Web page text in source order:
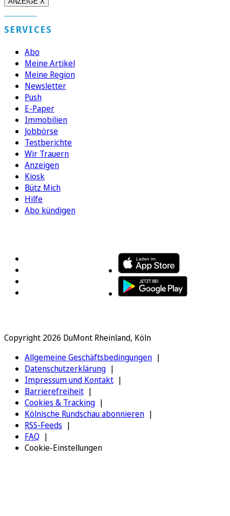
SERVICES
Abo
Meine Artikel
Meine Region
Newsletter
Push
E-Paper
Immobilien
Jobbörse
Testberichte
Wir Trauern
Anzeigen
Kiosk
Bütz Mich
Hilfe
Abo kündigen
Copyright 2026 DuMont Rheinland, Köln
Allgemeine Geschäftsbedingungen
Datenschutzerklärung
Impressum und Kontakt
Barrierefreiheit
Cookies & Tracking
Kölnische Rundschau abonnieren
RSS-Feeds
FAQ
Cookie-Einstellungen